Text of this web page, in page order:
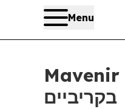
Menu
Mavenir העלתה לאוויר מערכת טעינה מרובת דיירים מתכנסת עבור SETAR הפועלת
בקריביים